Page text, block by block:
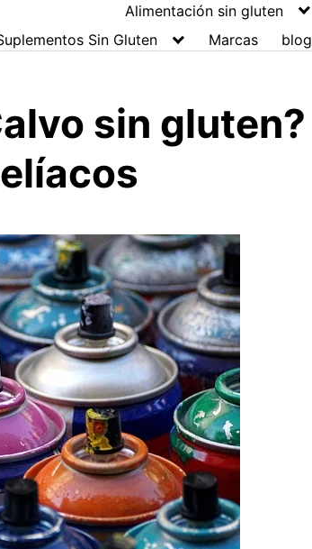
Alimentación sin gluten
Sin Gluten
Marcas blog
sin gluten?